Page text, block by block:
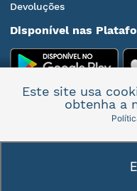
Devoluções
Disponível nas
Mais
Este site usa
obtenha a